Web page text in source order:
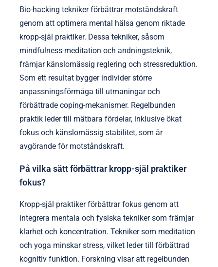
Bio-hacking tekniker förbättrar motståndskraft
genom att optimera mental hälsa genom riktade
kropp-själ praktiker. Dessa tekniker, såsom
mindfulness-meditation och andningsteknik,
främjar känslomässig reglering och stressreduktion.
Som ett resultat bygger individer större
anpassningsförmåga till utmaningar och
förbättrade coping-mekanismer. Regelbunden
praktik leder till mätbara fördelar, inklusive ökat
fokus och känslomässig stabilitet, som är
avgörande för motståndskraft.
På vilka sätt förbättrar kropp-själ praktiker
fokus?
Kropp-själ praktiker förbättrar fokus genom att
integrera mentala och fysiska tekniker som främjar
klarhet och koncentration. Tekniker som meditation
och yoga minskar stress, vilket leder till förbättrad
kognitiv funktion. Forskning visar att regelbunden